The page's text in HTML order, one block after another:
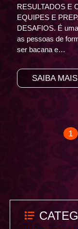
RESULTADOS E
EQUIPES E
DESAFIOS. É
as pessoas de
ser bacana e…
SAIBA MAIS
1